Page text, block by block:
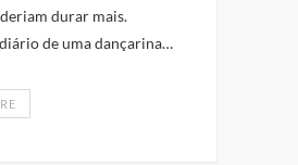
durar mais.
de uma dançarina…